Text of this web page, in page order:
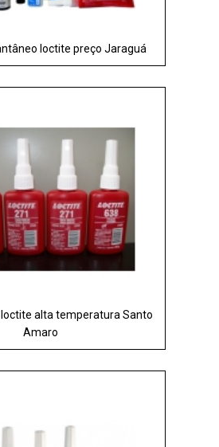
loctite preço Jaraguá
alta temperatura Santo
Amaro